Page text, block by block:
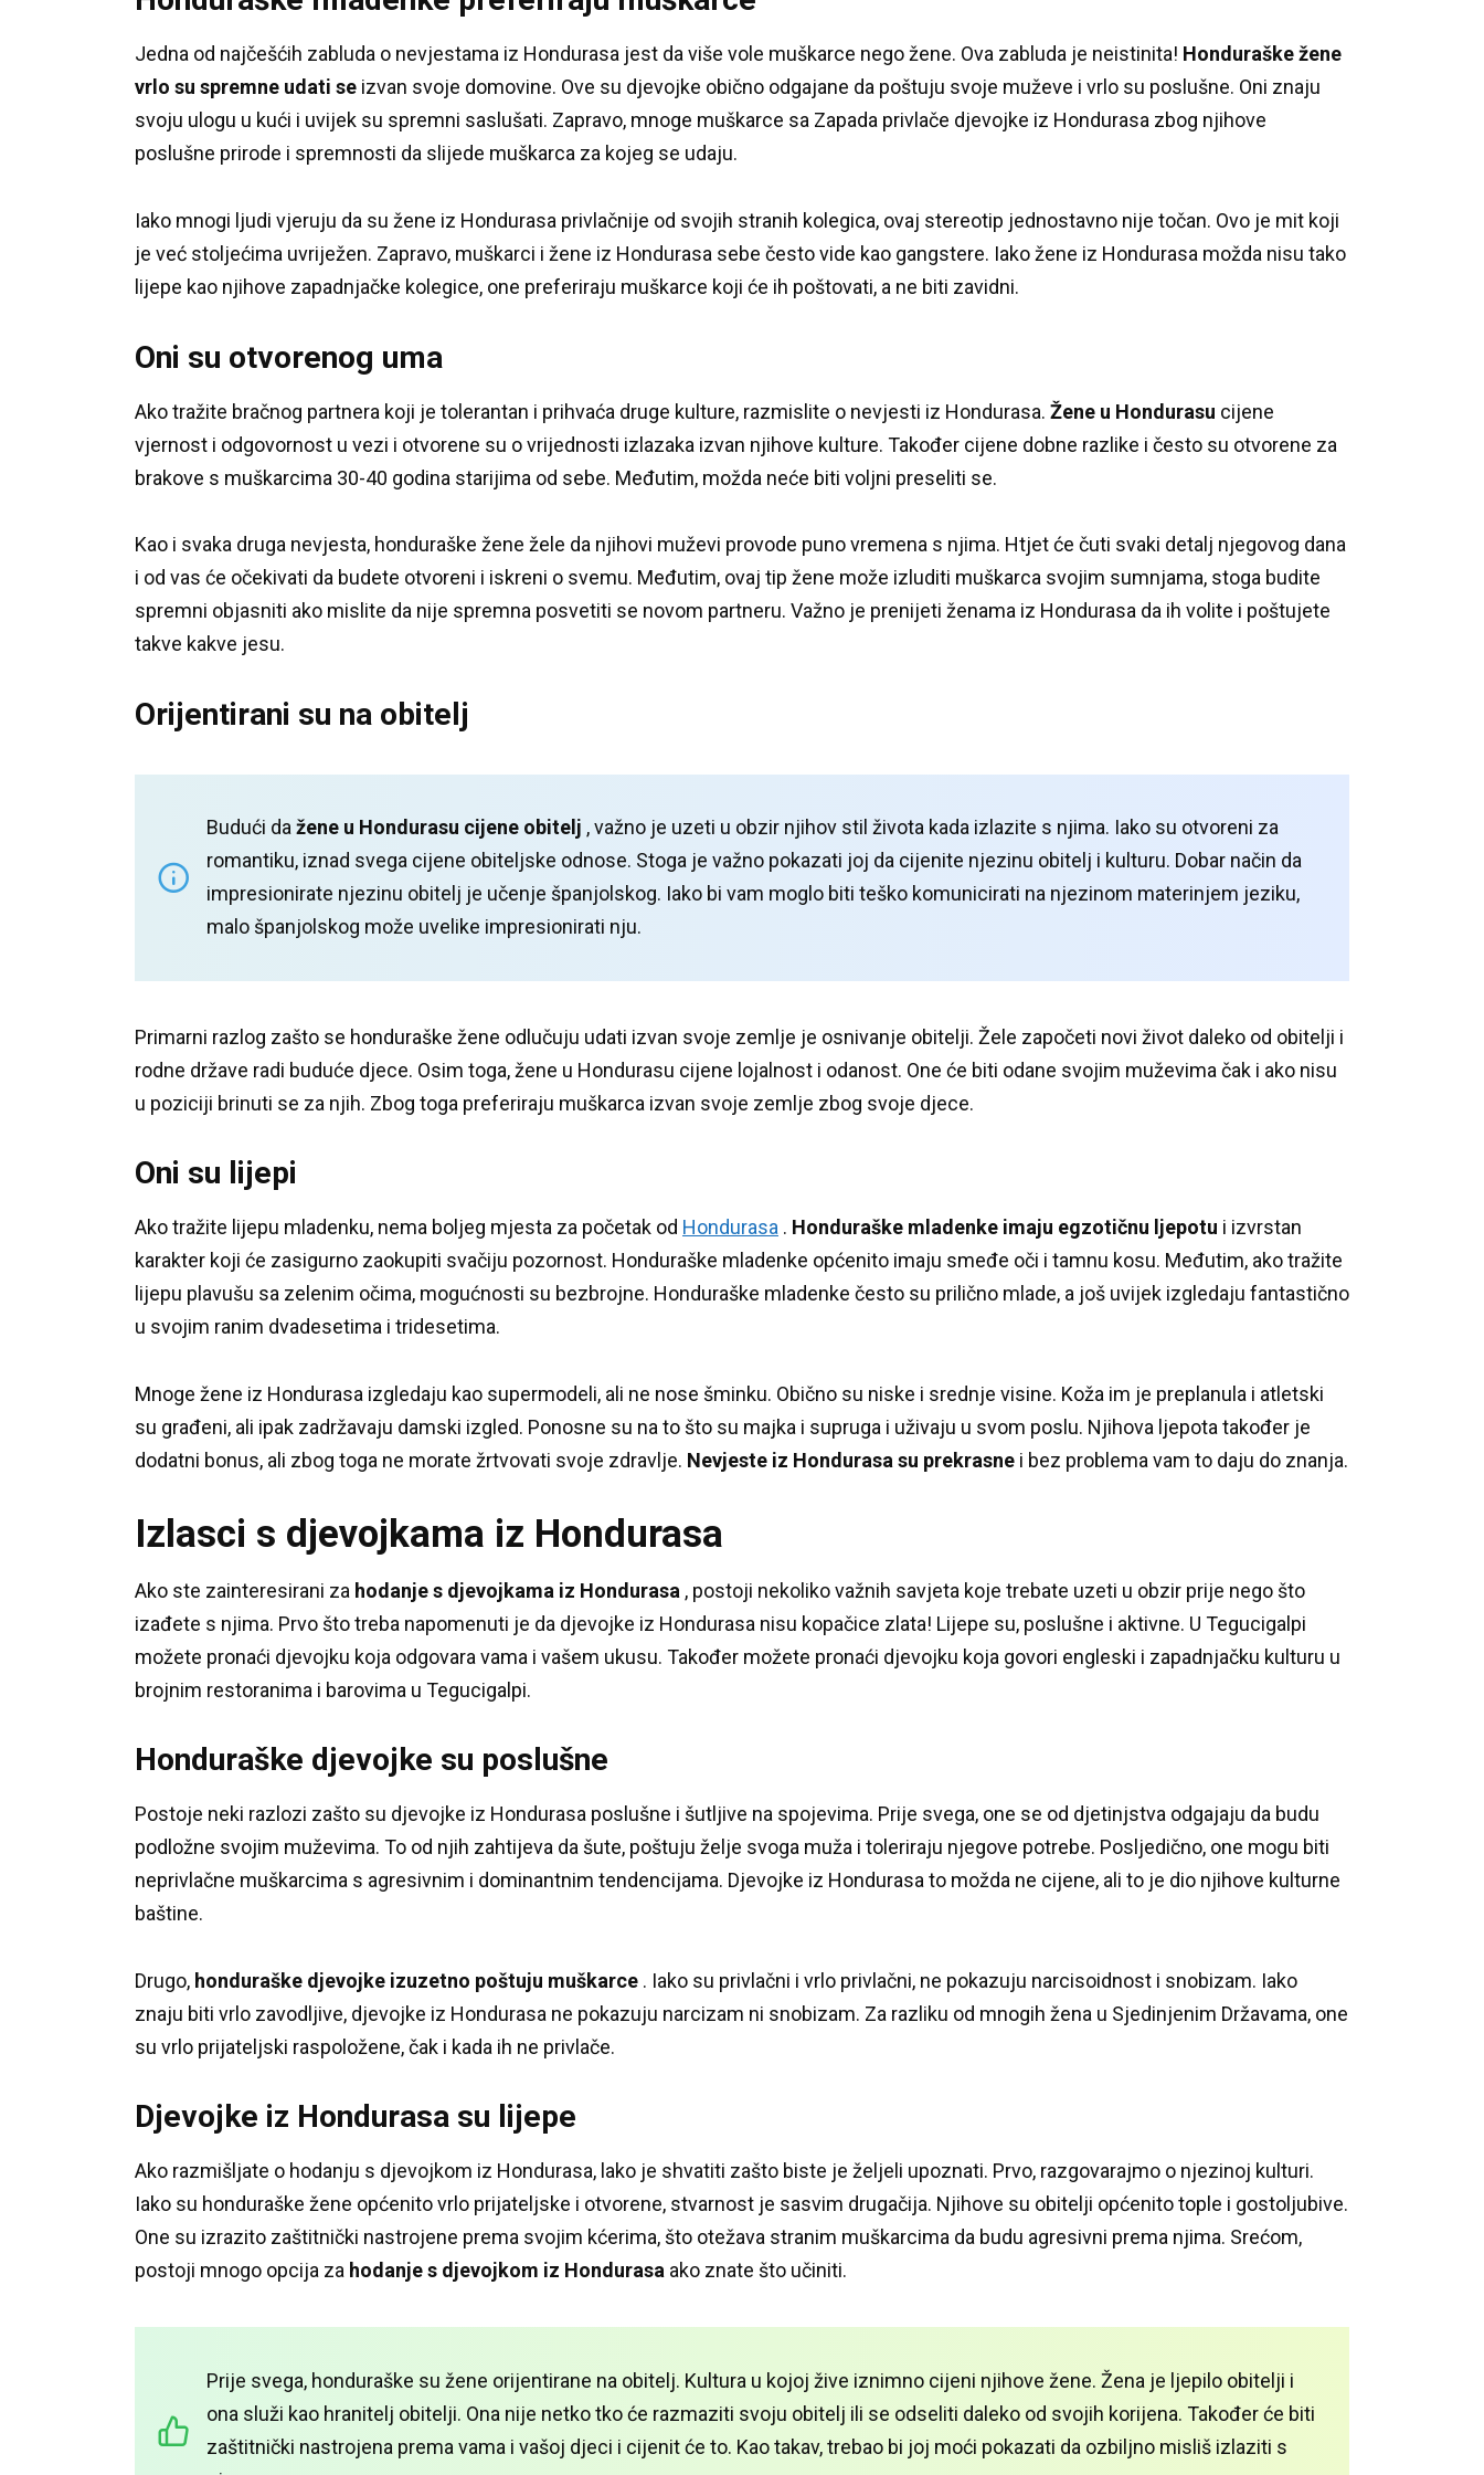
Jedna od najčešćih zabluda o nevjestama iz Hondurasa jest da više vole muškarce nego žene. Ova zabluda je neistinita! Honduraške žene
vrlo su spremne udati se izvan svoje domovine. Ove su djevojke obično odgajane da poštuju svoje muževe i vrlo su poslušne. Oni znaju
svoju ulogu u kući i uvijek su spremni saslušati. Zapravo, mnoge muškarce sa Zapada privlače djevojke iz Hondurasa zbog njihove
poslušne prirode i spremnosti da slijede muškarca za kojeg se udaju.
Iako mnogi ljudi vjeruju da su žene iz Hondurasa privlačnije od svojih stranih kolegica, ovaj stereotip jednostavno nije točan. Ovo je mit koji
je već stoljećima uvriježen. Zapravo, muškarci i žene iz Hondurasa sebe često vide kao gangstere. Iako žene iz Hondurasa možda nisu tako
lijepe kao njihove zapadnjačke kolegice, one preferiraju muškarce koji će ih poštovati, a ne biti zavidni.
Oni su otvorenog uma
Ako tražite bračnog partnera koji je tolerantan i prihvaća druge kulture, razmislite o nevjesti iz Hondurasa. Žene u Hondurasu cijene
vjernost i odgovornost u vezi i otvorene su o vrijednosti izlazaka izvan njihove kulture. Također cijene dobne razlike i često su otvorene za
brakove s muškarcima 30-40 godina starijima od sebe. Međutim, možda neće biti voljni preseliti se.
Kao i svaka druga nevjesta, honduraške žene žele da njihovi muževi provode puno vremena s njima. Htjet će čuti svaki detalj njegovog dana
i od vas će očekivati ​​da budete otvoreni i iskreni o svemu. Međutim, ovaj tip žene može izluditi muškarca svojim sumnjama, stoga budite
spremni objasniti ako mislite da nije spremna posvetiti se novom partneru. Važno je prenijeti ženama iz Hondurasa da ih volite i poštujete
takve kakve jesu.
Orijentirani su na obitelj
Budući dažene u Hondurasu cijene obitelj , važno je uzeti u obzir njihov stil života kada izlazite s njima. Iako su otvoreni za
romantiku, iznad svega cijene obiteljske odnose. Stoga je važno pokazati joj da cijenite njezinu obitelj i kulturu. Dobar način da
impresionirate njezinu obitelj je učenje španjolskog. Iako bi vam moglo biti teško komunicirati na njezinom materinjem jeziku,
malo španjolskog može uvelike impresionirati nju.
Primarni razlog zašto se honduraške žene odlučuju udati izvan svoje zemlje je osnivanje obitelji. Žele započeti novi život daleko od obitelji i
rodne države radi buduće djece. Osim toga, žene u Hondurasu cijene lojalnost i odanost. One će biti odane svojim muževima čak i ako nisu
u poziciji brinuti se za njih. Zbog toga preferiraju muškarca izvan svoje zemlje zbog svoje djece.
Oni su lijepi
Ako tražite lijepu mladenku, nema boljeg mjesta za početak od Hondurasa . Honduraške mladenke imaju egzotičnu ljepotu i izvrstan
karakter koji će zasigurno zaokupiti svačiju pozornost. Honduraške mladenke općenito imaju smeđe oči i tamnu kosu. Međutim, ako tražite
lijepu plavušu sa zelenim očima, mogućnosti su bezbrojne. Honduraške mladenke često su prilično mlade, a još uvijek izgledaju fantastično
u svojim ranim dvadesetima i tridesetima.
Mnoge žene iz Hondurasa izgledaju kao supermodeli, ali ne nose šminku. Obično su niske i srednje visine. Koža im je preplanula i atletski
su građeni, ali ipak zadržavaju damski izgled. Ponosne su na to što su majka i supruga i uživaju u svom poslu. Njihova ljepota također je
dodatni bonus, ali zbog toga ne morate žrtvovati svoje zdravlje. Nevjeste iz Hondurasa su prekrasne i bez problema vam to daju do znanja.
Izlasci s djevojkama iz Hondurasa
Ako ste zainteresirani za hodanje s djevojkama iz Hondurasa , postoji nekoliko važnih savjeta koje trebate uzeti u obzir prije nego što
izađete s njima. Prvo što treba napomenuti je da djevojke iz Hondurasa nisu kopačice zlata! Lijepe su, poslušne i aktivne. U Tegucigalpi
možete pronaći djevojku koja odgovara vama i vašem ukusu. Također možete pronaći djevojku koja govori engleski i zapadnjačku kulturu u
brojnim restoranima i barovima u Tegucigalpi.
Honduraške djevojke su poslušne
Postoje neki razlozi zašto su djevojke iz Hondurasa poslušne i šutljive na spojevima. Prije svega, one se od djetinjstva odgajaju da budu
podložne svojim muževima. To od njih zahtijeva da šute, poštuju želje svoga muža i toleriraju njegove potrebe. Posljedično, one mogu biti
neprivlačne muškarcima s agresivnim i dominantnim tendencijama. Djevojke iz Hondurasa to možda ne cijene, ali to je dio njihove kulturne
baštine.
Drugo, honduraške djevojke izuzetno poštuju muškarce . Iako su privlačni i vrlo privlačni, ne pokazuju narcisoidnost i snobizam. Iako
znaju biti vrlo zavodljive, djevojke iz Hondurasa ne pokazuju narcizam ni snobizam. Za razliku od mnogih žena u Sjedinjenim Državama, one
su vrlo prijateljski raspoložene, čak i kada ih ne privlače.
Djevojke iz Hondurasa su lijepe
Ako razmišljate o hodanju s djevojkom iz Hondurasa, lako je shvatiti zašto biste je željeli upoznati. Prvo, razgovarajmo o njezinoj kulturi.
Iako su honduraške žene općenito vrlo prijateljske i otvorene, stvarnost je sasvim drugačija. Njihove su obitelji općenito tople i gostoljubive.
One su izrazito zaštitnički nastrojene prema svojim kćerima, što otežava stranim muškarcima da budu agresivni prema njima. Srećom,
postoji mnogo opcija za hodanje s djevojkom iz Hondurasa ako znate što učiniti.
Prije svega, honduraške su žene orijentirane na obitelj. Kultura u kojoj žive iznimno cijeni njihove žene. Žena je ljepilo obitelji i
ona služi kao hranitelj obitelji. Ona nije netko tko će razmaziti svoju obitelj ili se odseliti daleko od svojih korijena. Također će biti
zaštitnički nastrojena prema vama i vašoj djeci i cijenit će to. Kao takav, trebao bi joj moći pokazati da ozbiljno misliš izlaziti s